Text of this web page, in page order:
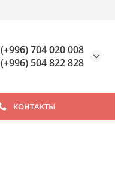
(+996) 704 020 008
(+996) 504 822 828
КОНТАКТЫ